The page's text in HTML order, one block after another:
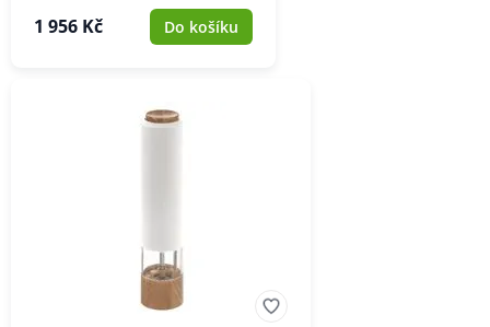
1 956 Kč Do košíku